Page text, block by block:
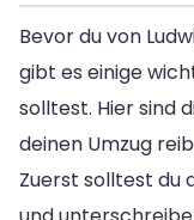
Bevor du von
gibt es einige
solltest. Hier sind
deinen Umzug
Zuerst solltest du